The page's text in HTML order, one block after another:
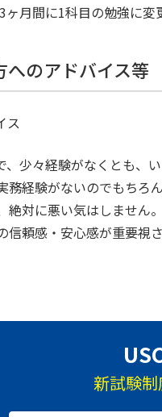
月間に1科目の勉強に変
へのアドバイス等
ス
、少々経験がなくとも、
務経験がないのでもち
絶対に悪い気はしませ
頼感・安心感が重要視さ
新試験制